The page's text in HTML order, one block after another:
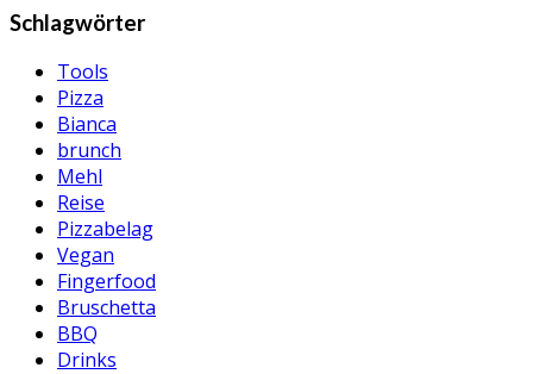
Schlagwörter
Tools
Pizza
Bianca
brunch
Mehl
Reise
Pizzabelag
Vegan
Fingerfood
Bruschetta
BBQ
Drinks